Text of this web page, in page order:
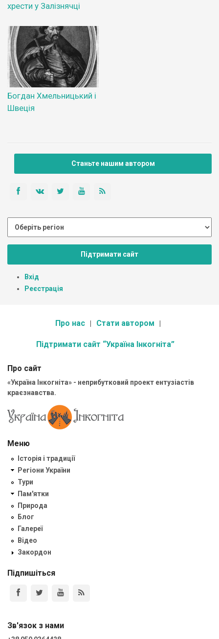
хрести у Залізнячці
Богдан Хмельницький і
Швеція
Станьте нашим автором
Підтримати сайт
Вхід
Реєстрація
Про нас Стати автором
Підтримати сайт “Україна Інкогніта”
Про сайт
«Україна Інкогніта» - неприбутковий проект ентузіастів
краєзнавства.
Меню
Історія і традиції
Регіони України
Тури
Пам'ятки
Природа
Блог
Галереї
Відео
Закордон
Підпишіться
Зв'язок з нами